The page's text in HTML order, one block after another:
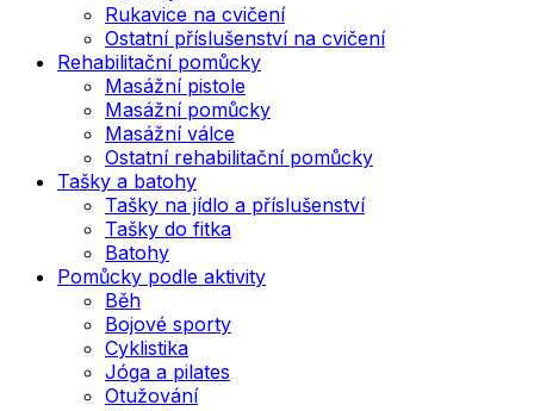
Rukavice na cvičení
Ostatní příslušenství na cvičení
Rehabilitační pomůcky
Masážní pistole
Masážní pomůcky
Masážní válce
Ostatní rehabilitační pomůcky
Tašky a batohy
Tašky na jídlo a příslušenství
Tašky do fitka
Batohy
Pomůcky podle aktivity
Běh
Bojové sporty
Cyklistika
Jóga a pilates
Otužování